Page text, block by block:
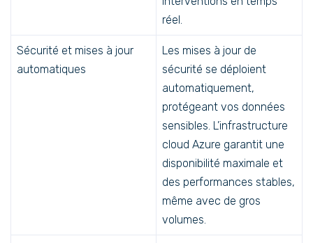
réel.
Sécurité et mises à jour
automatiques
Les mises à jour de
sécurité se déploient
automatiquement,
protégeant vos données
sensibles. L’infrastructure
cloud Azure garantit une
disponibilité maximale et
des performances stables,
même avec de gros
volumes.